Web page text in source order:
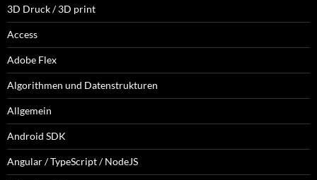
3D Druck / 3D print
Access
Adobe Flex
Algorithmen und Datenstrukturen
Allgemein
Android SDK
Angular / TypeScript / NodeJS